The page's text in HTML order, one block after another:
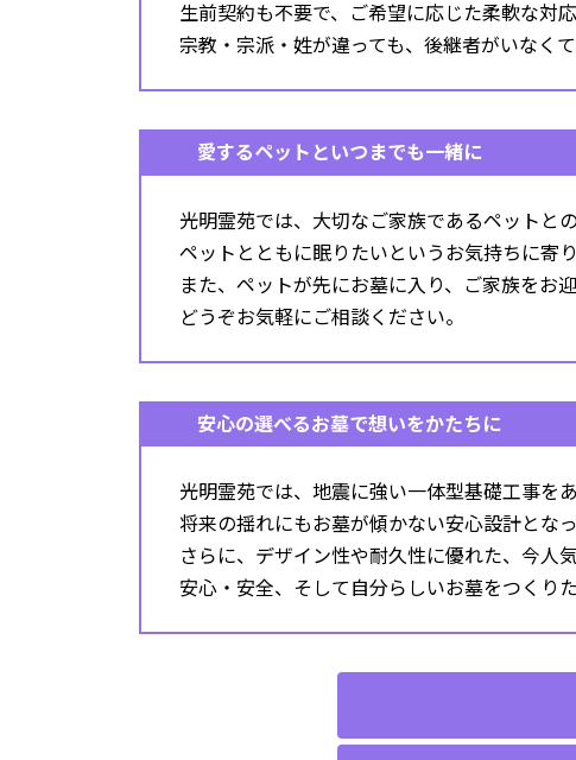
生前契約も不要で、ご希望に応じた柔軟な対
宗教・宗派・姓が違っても、後継者がいなくて
愛するペットといつまでも一緒に
光明霊苑では、大切なご家族であるペットと
ペットとともに眠りたいというお気持ちに寄
また、ペットが先にお墓に入り、ご家族をお
どうぞお気軽にご相談ください。
安心の選べるお墓で想いをかたちに
光明霊苑では、地震に強い一体型基礎工事を
将来の揺れにもお墓が傾かない安心設計となっ
さらに、デザイン性や耐久性に優れた、今人
安心・安全、そして自分らしいお墓をつくり